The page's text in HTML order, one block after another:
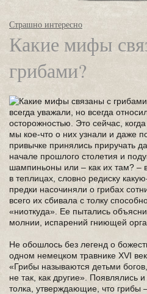
Страшно интересно
Какие мифы
грибами?
всегда уважали, но всегда
осторожностью. Это сейчас,
мы кое-что о них узнали и даже
привычке принялись приручать
начале прошлого столетия и
шампиньоны или – как их там?
в теплицах, словно редиску
предки насочиняли о грибах
всего их сбивала с толку
«ниоткуда». Ее пытались
молнии, испарений гниющей
Не обошлось без легенд о
одном немецком травнике XVI
«Грибы называются детьми
не так, как другие». Появлялись
толка, утверждающие, что грибы